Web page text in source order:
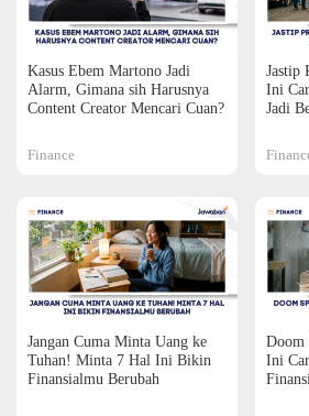
Kasus Ebem Martono Jadi
Alarm, Gimana sih Harusnya
Content Creator Mencari Cuan?
Finance
Jastip
Ini
Jadi
Jangan Cuma Minta Uang ke
Tuhan! Minta 7 Hal Ini Bikin
Finansialmu Berubah
Doom
Ini